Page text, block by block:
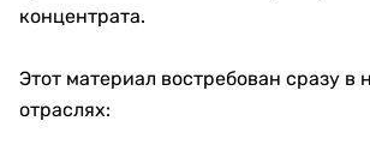
концентрата.
Этот материал востребован сразу в
отраслях: